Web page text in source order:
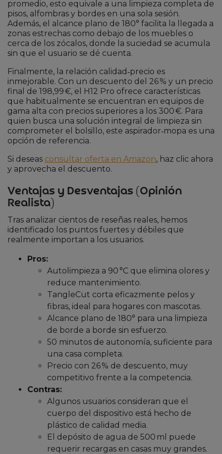
promedio, esto equivale a una limpieza completa de
pisos, alfombras y bordes en una sola sesión.
Además, el alcance plano de 180° facilita la llegada a
zonas estrechas como debajo de los muebles o
cerca de los zócalos, donde la suciedad se acumula
sin que el usuario se dé cuenta.
Finalmente, la relación calidad‑precio es
inmejorable. Con un descuento del 26 % y un precio
final de 198,99 €, el H12 Pro ofrece características
que habitualmente se encuentran en equipos de
gama alta con precios superiores a los 300 €. Para
quien busca una solución integral de limpieza sin
comprometer el bolsillo, este aspirador‑mopa es una
opción de referencia.
Si deseas consultar oferta en Amazon, haz clic ahora
y aprovecha el descuento.
Ventajas y Desventajas (Opinión
Realista)
Tras analizar cientos de reseñas reales, hemos
identificado los puntos fuertes y débiles que
realmente importan a los usuarios.
Pros:
Autolimpieza a 90 °C que elimina olores y
reduce mantenimiento.
TangleCut corta eficazmente pelos y
fibras, ideal para hogares con mascotas.
Alcance plano de 180° para una limpieza
de borde a borde sin esfuerzo.
50 minutos de autonomía, suficiente para
una casa completa.
Precio con 26 % de descuento, muy
competitivo frente a la competencia.
Contras:
Algunos usuarios consideran que el
cuerpo del dispositivo está hecho de
plástico de calidad media.
El depósito de agua de 500 ml puede
requerir recargas en casas muy grandes.